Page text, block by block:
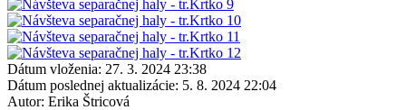
Dátum vloženia: 27. 3. 2024 23:38
Dátum poslednej aktualizácie: 5. 8. 2024 22:04
Autor: Erika Štricová